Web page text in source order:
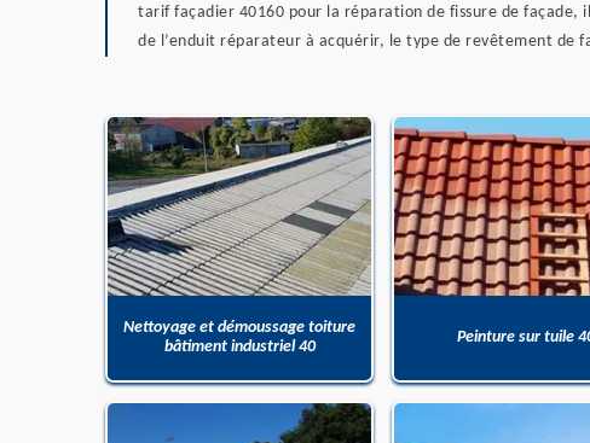
tarif façadier 40160 pour la réparation de fissure de façade,
de l’enduit réparateur à acquérir, le type de revêtement de
Nettoyage et démoussage toiture
bâtiment industriel 40
Peinture sur tuile